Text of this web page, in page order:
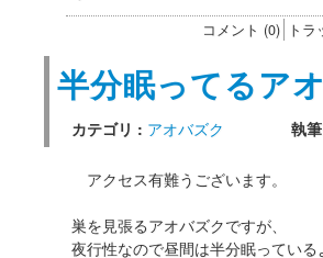
コメント (0) ト
半分眠ってるア
カテゴリ : アオバズク 執
アクセス有難うございます。
巣を見張るアオバズクですが、
夜行性なので昼間は半分眠っている